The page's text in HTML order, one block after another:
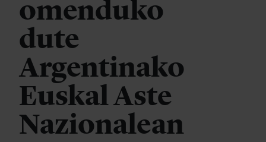
omenduko
dute
Argentinako
Euskal Aste
Nazionalean